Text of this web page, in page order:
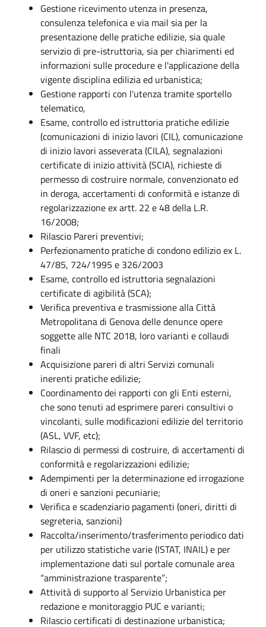
Gestione ricevimento utenza in presenza,
consulenza telefonica e via mail sia per la
presentazione delle pratiche edilizie, sia quale
servizio di pre-istruttoria, sia per chiarimenti ed
informazioni sulle procedure e l'applicazione della
vigente disciplina edilizia ed urbanistica;
Gestione rapporti con l'utenza tramite sportello
telematico,
Esame, controllo ed istruttoria pratiche edilizie
(comunicazioni di inizio lavori (CIL), comunicazione
di inizio lavori asseverata (CILA), segnalazioni
certificate di inizio attività (SCIA), richieste di
permesso di costruire normale, convenzionato ed
in deroga, accertamenti di conformità e istanze di
regolarizzazione ex artt. 22 e 48 della L.R.
16/2008;
Rilascio Pareri preventivi;
Perfezionamento pratiche di condono edilizio ex L.
47/85, 724/1995 e 326/2003
Esame, controllo ed istruttoria segnalazioni
certificate di agibilità (SCA);
Verifica preventiva e trasmissione alla Città
Metropolitana di Genova delle denunce opere
soggette alle NTC 2018, loro varianti e collaudi
finali
Acquisizione pareri di altri Servizi comunali
inerenti pratiche edilizie;
Coordinamento dei rapporti con gli Enti esterni,
che sono tenuti ad esprimere pareri consultivi o
vincolanti, sulle modificazioni edilizie del territorio
(ASL, VVF, etc);
Rilascio di permessi di costruire, di accertamenti di
conformità e regolarizzazioni edilizie;
Adempimenti per la determinazione ed irrogazione
di oneri e sanzioni pecuniarie;
Verifica e scadenziario pagamenti (oneri, diritti di
segreteria, sanzioni)
Raccolta/inserimento/trasferimento periodico dati
per utilizzo statistiche varie (ISTAT, INAIL) e per
implementazione dati sul portale comunale area
“amministrazione trasparente”;
Attività di supporto al Servizio Urbanistica per
redazione e monitoraggio PUC e varianti;
Rilascio certificati di destinazione urbanistica;